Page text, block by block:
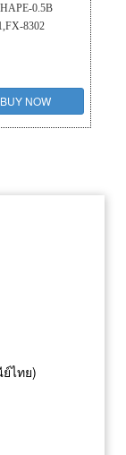
0.5B
8302
NOW
ไทย)